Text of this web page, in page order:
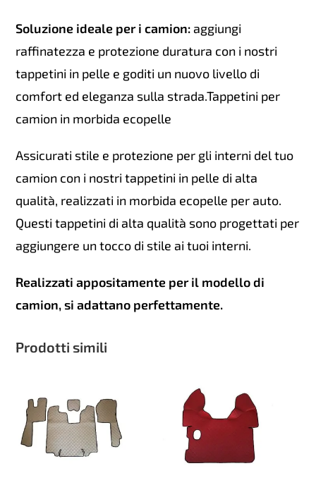
Soluzione ideale per i camion: aggiungi
raffinatezza e protezione duratura con i nostri
tappetini in pelle e goditi un nuovo livello di
comfort ed eleganza sulla strada.Tappetini per
camion in morbida ecopelle
Assicurati stile e protezione per gli interni del tuo
camion con i nostri tappetini in pelle di alta
qualità, realizzati in morbida ecopelle per auto.
Questi tappetini di alta qualità sono progettati per
aggiungere un tocco di stile ai tuoi interni.
Realizzati appositamente per il modello di
camion, si adattano perfettamente.
Prodotti simili